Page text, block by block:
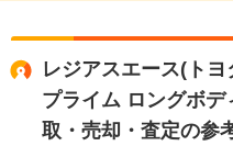
レジアスエース(ト
プライム ロングボ
取・売却・査定の参